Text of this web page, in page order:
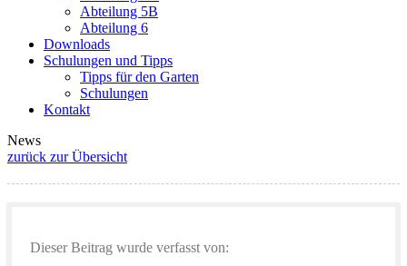
Abteilung 5B
Abteilung 6
Downloads
Schulungen und Tipps
Tipps für den Garten
Schulungen
Kontakt
News
zurück zur Übersicht
Dieser Beitrag wurde verfasst von: